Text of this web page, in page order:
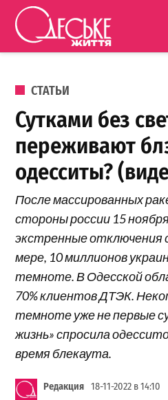
Перейти к содержанию
життя
ОПУБЛИКОВАНО В
СТАТЬИ
Сутками без
переживают
одесситы?
После массированных
стороны россии 15
экстренные отключения
мере, 10 миллионов
темноте. В Одесской
70% клиентов ДТЭК.
темноте уже не первые
жизнь» спросила
время блекаута.
Редакция 18-11-2022 в 14:10